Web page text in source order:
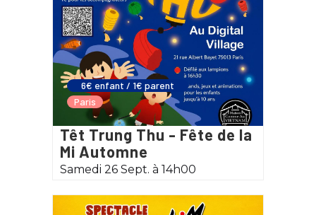
6€ enfant / 1€ parent
Paris
Têt Trung Thu - Fête de la
Mi Automne
Samedi 26 Sept. à 14h00